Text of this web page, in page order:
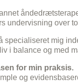
undervisning over
specialiseret mig
i balance og med
for min praksis.
og